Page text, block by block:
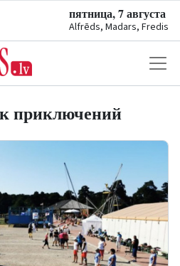
пятница, 7 августа
Alfrēds, Madars, Fredis
приключений